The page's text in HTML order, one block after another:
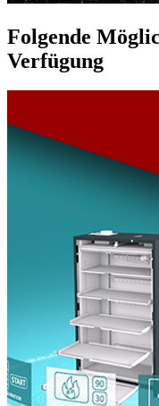
Folgende
Verfügung